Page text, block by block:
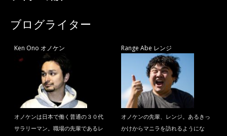
ブログライター
Ken Ono オノケン
オノケンは日本で働く普通の３０代
サラリーマン。職場の先輩であるレ
Range Abe レンジ
オノケンの先輩、レンジ。あるきっ
かけからマニラを訪れるようにな